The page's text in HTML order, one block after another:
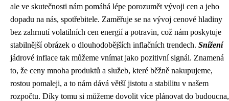
ale ve skutečnosti nám pomáhá lépe porozumět vývoji cen a jeho
dopadu na nás, spotřebitele. Zaměřuje se na vývoj cenové hladiny
bez zahrnutí volatilních cen energií a potravin, což nám poskytuje
stabilnější obrázek o dlouhodobějších inflačních trendech. Snížení
jádrové inflace tak můžeme vnímat jako pozitivní signál. Znamená
to, že ceny mnoha produktů a služeb, které běžně nakupujeme,
rostou pomaleji, a to nám dává větší jistotu a stabilitu v našem
rozpočtu. Díky tomu si můžeme dovolit více plánovat do budoucna,